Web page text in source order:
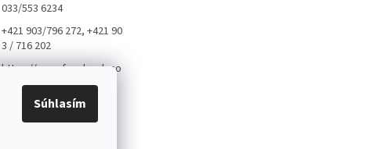
Súhlasím
033/553 6234
+421 903/796 272, +421 90
3 / 716 202
https://www.facebook.co
m/husqvarnatrnava
husqvarna_trnava_